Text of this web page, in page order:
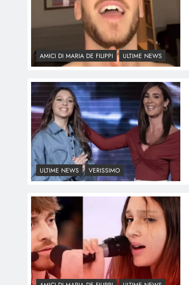
AMICI DI MARIA DE FILIPPI ULTIME NEWS
ULTIME NEWS VERISSIMO